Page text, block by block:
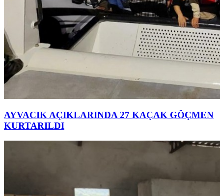
AYVACIK AÇIKLARINDA 27 KAÇAK GÖÇMEN
KURTARILDI